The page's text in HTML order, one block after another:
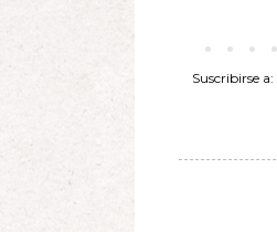
Suscribirse a: